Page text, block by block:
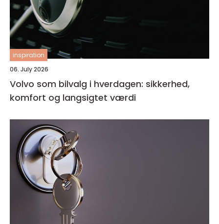
inspiration
06. July 2026
Volvo som bilvalg i hverdagen: sikkerhed,
komfort og langsigtet værdi